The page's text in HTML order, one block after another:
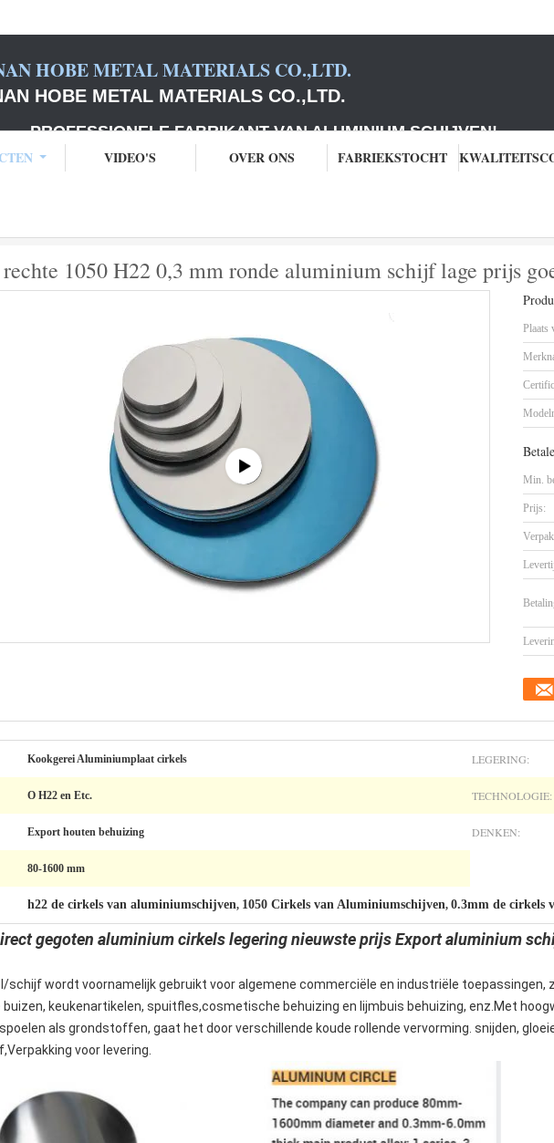
HOBE METAL MATERIALS CO.,LTD.
HOBE METAL MATERIALS CO.,LTD.
FABRIKANT VAN ALUMINIUM SCHIJVEN!
VIDEO'S OVER ONS FABRIEKSTOCHT
1050 H22 0,3 mm ronde aluminium schijf lage prijs
Plaats
Min.
Prijs:
Kookgerei Aluminiumplaat cirkels LEGERING:
O H22 en Etc. TECHNOLOGIE:
Export houten behuizing DENKEN:
80-1600 mm
h22 de cirkels van aluminiumschijven, 1050 Cirkels van Aluminiumschijven, 0.3mm de cirkels
gegoten aluminium cirkels legering nieuwste prijs Export aluminium
schijf wordt voornamelijk gebruikt voor algemene commerciële en industriële
keukenartikelen, spuitfles,cosmetische behuizing en lijmbuis behuizing, enz.Met
als grondstoffen, gaat het door verschillende koude rollende vervorming. snijden,
voor levering.